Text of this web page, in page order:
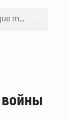
Sénégal : la Banque mondiale annonce un financement de 340 milliards FCFA pour soutenir les priorités de la Vision Sénégal 2050
Sénégal : Ousmane Diagne prêtera serment le 11 août comme président du Conseil constitutionnel